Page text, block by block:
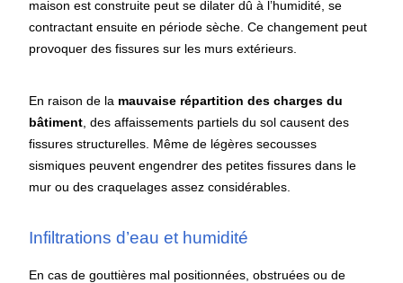
maison est construite peut se dilater dû à l’humidité, se
contractant ensuite en période sèche. Ce changement peut
provoquer des fissures sur les murs extérieurs.
En raison de la mauvaise répartition des charges du
bâtiment, des affaissements partiels du sol causent des
fissures structurelles. Même de légères secousses
sismiques peuvent engendrer des petites fissures dans le
mur ou des craquelages assez considérables.
Infiltrations d’eau et humidité
En cas de gouttières mal positionnées, obstruées ou de